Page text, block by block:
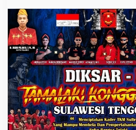
n
g
g
a
M
o
m
e
a
S
u
l
t
r
a
G
e